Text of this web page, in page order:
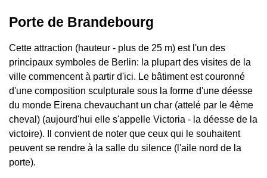
Porte de Brandebourg
Cette attraction (hauteur - plus de 25 m) est l'un des
principaux symboles de Berlin: la plupart des visites de la
ville commencent à partir d'ici. Le bâtiment est couronné
d'une composition sculpturale sous la forme d'une déesse
du monde Eirena chevauchant un char (attelé par le 4ème
cheval) (aujourd'hui elle s'appelle Victoria - la déesse de la
victoire). Il convient de noter que ceux qui le souhaitent
peuvent se rendre à la salle du silence (l'aile nord de la
porte).